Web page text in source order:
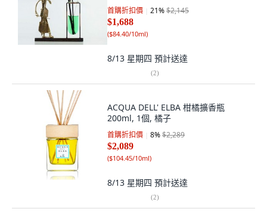
首購折扣價 21%$2,145
$1,688
($84.40/10ml)
8/13 星期四 預計送達
(2)
ACQUA DELL' ELBA 柑橘擴香瓶
200ml, 1個, 橘子
首購折扣價 8%$2,289
$2,089
($104.45/10ml)
8/13 星期四 預計送達
(2)